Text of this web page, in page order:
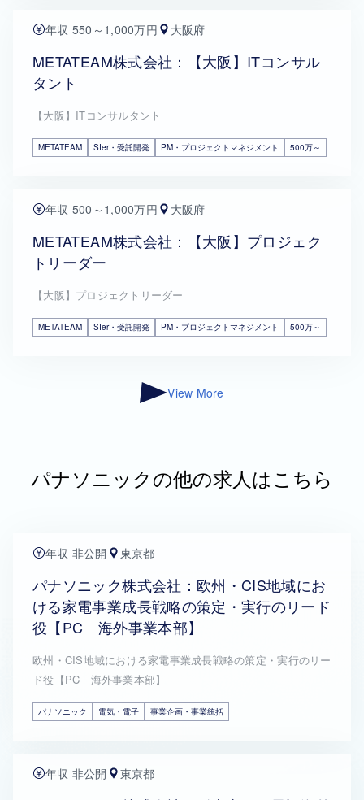
年収 550～1,000万円 大阪府
METATEAM株式会社：【大阪】ITコンサル
タント
【大阪】ITコンサルタント
METATEAM SIer・受託開発 PM・プロジェクトマネジメント 500万～
年収 500～1,000万円 大阪府
METATEAM株式会社：【大阪】プロジェク
トリーダー
【大阪】プロジェクトリーダー
METATEAM SIer・受託開発 PM・プロジェクトマネジメント 500万～
View More
パナソニックの他の求人はこちら
年収 非公開 東京都
パナソニック株式会社：欧州・CIS地域にお
ける家電事業成長戦略の策定・実行のリード
役【PC 海外事業本部】
欧州・CIS地域における家電事業成長戦略の策定・実行のリー
ド役【PC 海外事業本部】
パナソニック 電気・電子 事業企画・事業統括
年収 非公開 東京都